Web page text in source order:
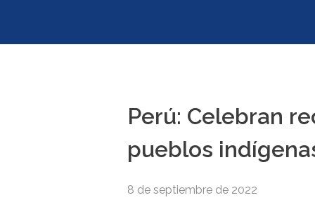
Perú: Celebran
pueblos
8 de septiembre de 2022